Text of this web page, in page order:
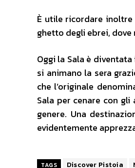
È utile ricordare inoltre
ghetto degli ebrei,
Oggi la Sala è
si animano la sera
che l’originale
Sala per cenare con
genere. Una
evidentemente
TAGS Discover Pistoia